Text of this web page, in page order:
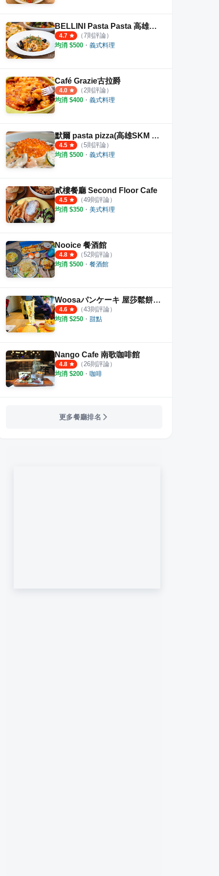
BELLINI Pasta Pasta 高雄夢時代店
4.7 （7則評論）
均消 $500 ・ 義式料理
Café Grazie古拉爵
4.0 （ 2則評論）
均消 $400 ・ 義式料理
默爾 pasta pizza(高雄SKM Park店)
4.5 （5則評論）
均消 $500 ・ 義式料理
貳樓餐廳 Second Floor Cafe
4.5 （49則評論）
均消 $350 ・ 美式料理
Nooice 餐酒館
4.8 （52則評論）
均消 $500 ・ 餐酒館
Woosaパンケーキ 屋莎鬆餅屋 高雄時代店
4.6 （43則評論）
均消 $250 ・ 甜點
Nango Cafe 南歌咖啡館
4.8 （ 26則評論）
均消 $200 ・ 咖啡
更多餐廳排名